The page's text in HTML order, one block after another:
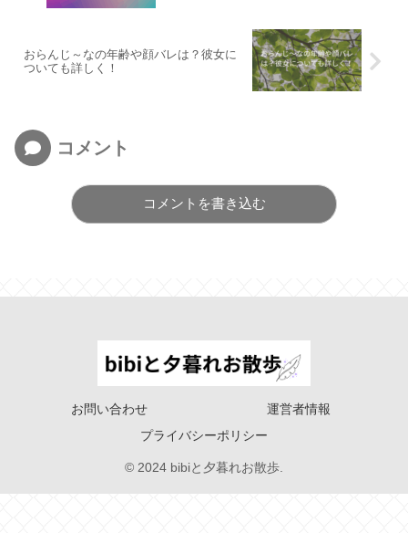
おらんじ～なの年齢や顔バレは？彼女に
ついても詳しく！
コメント
コメントを書き込む
お問い合わせ
運営者情報
プライバシーポリシー
© 2024 bibiと夕暮れお散歩.